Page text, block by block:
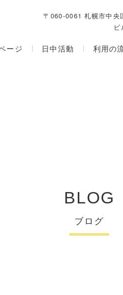
〒060-0061 札幌市中央
ージ 日中活動 利用の
BLOG
ブログ